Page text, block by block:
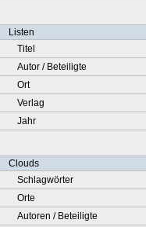
Listen
Titel
Autor / Beteiligte
Ort
Verlag
Jahr
Clouds
Schlagwörter
Orte
Autoren / Beteiligte